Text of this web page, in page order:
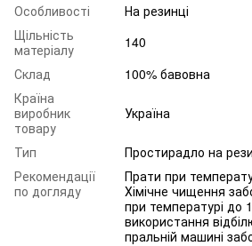
Особливості
На резинці
Щільність
матеріалу
140
Склад
100% бавовна
Країна
виробник
товару
Україна
Тип
Простирадло на
Рекомендації
по догляду
Прати при
Хімічне чищення
при температурі до
використання
пральній машині